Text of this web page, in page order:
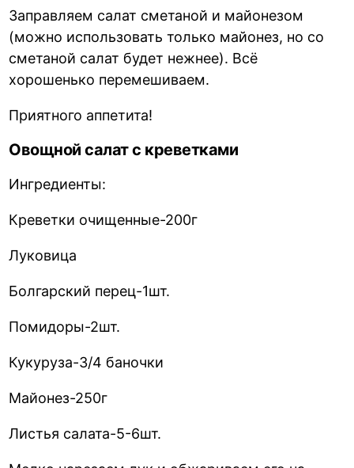
Заправляем салат сметаной и майонезом
(можно использовать только майонез, но со
сметаной салат будет нежнее). Всё
хорошенько перемешиваем.
Приятного аппетита!
Овощной салат с креветками
Ингредиенты:
Креветки очищенные-200г
Луковица
Болгарский перец-1шт.
Помидоры-2шт.
Кукуруза-3/4 баночки
Майонез-250г
Листья салата-5-6шт.